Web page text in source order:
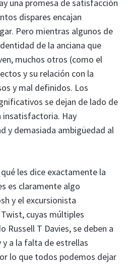
una promesa de satisfacción
dispares encajan
Pero mientras algunos de
de la anciana que
muchos otros (como el
y su relación con la
y mal definidos. Los
se dejan de lado de
insatisfactoria. Hay
y demasiada ambigüedad al
les dice exactamente la
es claramente algo
y el excursionista
cuyas múltiples
Russell T Davies, se deben a
a la falta de estrellas
lo que todos podemos dejar